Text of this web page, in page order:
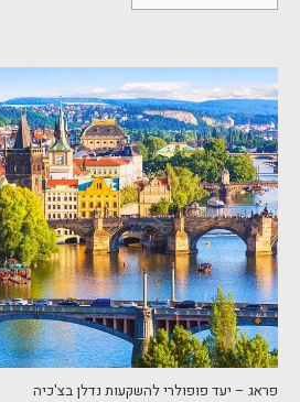
פראג – יעד פופולרי להשקעות נדלן בצ'כיה